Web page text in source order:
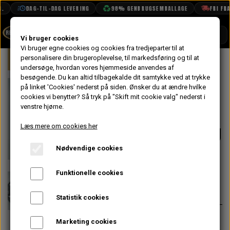
DAG-TIL-DAG LEVERING 98% GENBRUGSEMBALLAGE FRI
BOOK TID
PROJEKTER
TEKNISK DATA
VANDPOLERING
Forside Mini Kobling & Svinghjul
På lager
MED Verto
Let med Kobling
til MPi Stage 2
6.500,00 kr.
Det ultimative Verto
Vi bruger cookies
Vi bruger egne cookies og cookies fra tredjeparter til at
personalisere din brugeroplevelse, til markedsføring og til at
undersøge, hvordan vores hjemmeside anvendes af
besøgende. Du kan altid tilbagekalde dit samtykke ved at trykke
på linket 'Cookies' nederst på siden. Ønsker du at ændre hvilke
cookies vi benytter? Så tryk på "Skift mit cookie valg" nederst i
venstre hjørne.
Læs mere om cookies her
Nødvendige cookies
Funktionelle cookies
Statistik cookies
Marketing cookies